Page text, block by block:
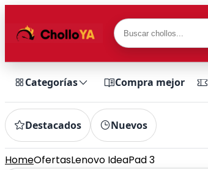
Categorías Compra mejor
Destacados Nuevos
HomeOfertasLenovo IdeaPad 3